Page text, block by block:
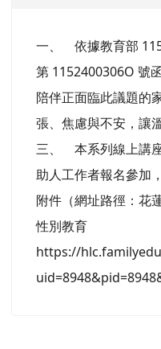
一、 依據教育部
第 1152400306O 號
陪伴正面臨此議題的
張、焦慮與不安，讓
三、 本系列線上講
助人工作者報名參加
附件（網址路徑：花
性別教育
https://